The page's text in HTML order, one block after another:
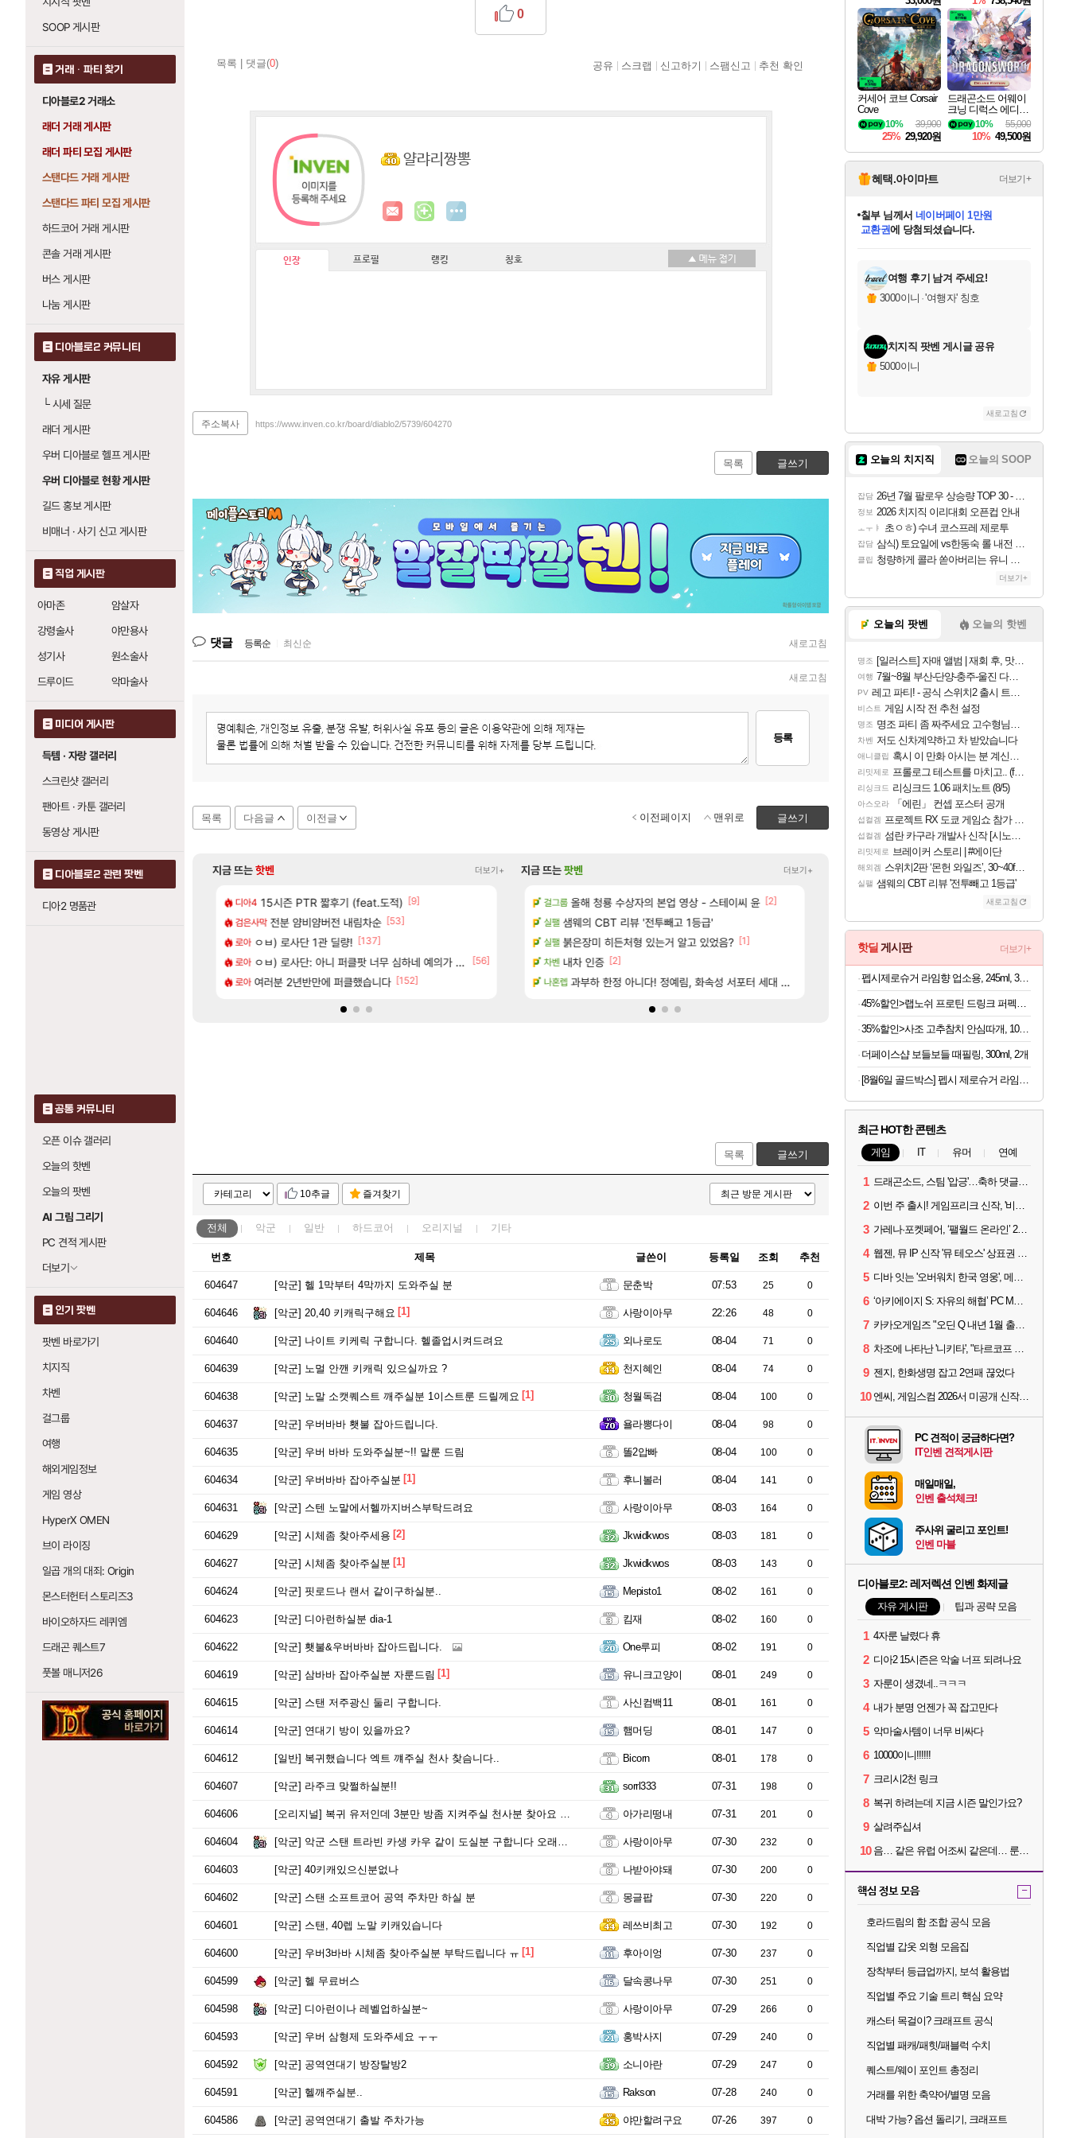
SOOP 게시판
거래 · 파티 찾기
디아블로2 거래소
래더 거래 게시판
래더 파티 모집 게시판
스탠다드 거래 게시판
스탠다드 파티 모집 게시판
하드코어 거래 게시판
콘솔 거래 게시판
버스 게시판
나눔 게시판
디아블로2 커뮤니티
자유 게시판
└시세 질문
래더 게시판
우버 디아블로 헬프 게시판
우버 디아블로 현황 게시판
길드 홍보 게시판
비매너 · 사기 신고 게시판
직업 게시판
아마존
암살자
강령술사
야만용사
성기사
원소술사
드루이드
악마술사
미디어 게시판
득템 · 자랑 갤러리
스크린샷 갤러리
팬아트 · 카툰 갤러리
동영상 게시판
디아블로2 관련 팟벤
디아2 명품관
공통 커뮤니티
오픈 이슈 갤러리
오늘의 핫벤
오늘의 팟벤
AI 그림 그리기
PC 견적 게시판
더보기
인기 팟벤
팟벤 바로가기
치지직
차벤
걸그룹
여행
해외게임정보
게임 영상
HyperX OMEN
브이 라이징
일곱 개의 대죄: Origin
몬스터헌터 스토리즈3
바이오하자드 레퀴엠
드래곤 퀘스트7
풋볼 매니저26
목록 댓글(0)
0
공유 스크랩 신고하기 스팸신고 추천 확인
얄랴리짱뽕
인장 프로필 랭킹 칭호
주소복사 https://www.inven.co.kr/board/diablo2/5739/604270
목록 글쓰기
댓글 등록순 최신순 새로고침
새로고침
등록
목록 다음글 이전글 글쓰기
이전페이지 맨위로
지금 뜨는핫벤 더보기+
걸리는 애들은 참고해라 디아4 15시즌 PTR 짧후기 (feat.도적) [9]
검은사막 전분 얌비얌버전 내림차순 [53]
로아 ㅇㅂ) 로사단 1관 딜량! [137]
로아 ㅇㅂ) 로사단: 아니 퍼클팟 너무 심하네 예의가 없어(?)
[56]
로아 여러분 2년반만에 퍼클했습니다 [152]
로아 우주최초 보스가 낙사하는 게임 [94]
로아 쫀지 실시간 [45]
로아 ㅇㅂ) 쫀지 채팅창 ㅋㅋㅋㅋㅋㅋㅋㅋㅋㅋㅋ [45]
리니지M ㅋㅋ 올만에 패키지값 안아깝 [2]
로아 와 퍼클나왔당 [61]
메이플 렉걸리는 애들은 참고해라 [556]
완갑 이새끼 뭐임? [33]
딸깍몇번으로 천만나인버는법
메이플 자석펫이 시발 다른 월드 매물이 183억인데 우리 월드 걸 207억에 처올리면 관세 내고 183억짜릴 사지 시발놈아 관세 없이 사려고 검색했더니 관세 붙인 가격으로 팔고 있으면 좋다고 사겠냐 개놈새끼야
2관 하드 퍼클인가요 [90]
지금 뜨는팟벤 더보기+
AI 채팅 RPG 게임 [RyzaChat: AI] 공개
섭컬겜 넷마블, 신작 서브컬쳐 게임 [펄 인 블루] 티저 사이트 오픈
리밋제로 테스트 때는 로비에 온라인 기능이 있는데
실팰 렙 올리니까 주인공도 세네
PV 비스트 오브 리인카네이션 오픈 트레일러
비스트 챕터별 길찾기/지도 공략 (1 ~ 12장)
걸그룹 올해 청룡 수상자의 본업 영상 - 스테이씨 윤 [2]
실팰 샘웨의 CBT 리뷰 '전투빼고 1등급'
실팰 붉은장미 히든처형 있는거 알고 있었음? [1]
차벤 내차 인증 [2]
나혼렙 과부하 한정 아니다! 정예림, 화속성 서포터 세대 교체
라이자 AI 채팅 RPG 게임 [RyzaChat: AI]
PV 로스트아크 죽음의 계율자, 벨가르딘 티저
저도 신차계약하고 차 받았습니다
섭컬겜 섬란 카구라 개발사 신작 [시노비 넥서스] 연내 출시
아주프로 4컷 만화 | 야간 보초는 너무 힘들어
목록 글쓰기
10추글 즐겨찾기
전체 악군 일반 하드코어 오리지널 기타
번호 제목 글쓴이 등록일 조회 추천
604647 [악군] 헬 1막부터 4막까지 도와주실 분 문춘박 07:53 25 0
604646 [악군] 20,40 키캐릭구해요 [1] 사랑이아무 22:26 48 0
604640 [악군] 나이트 키케릭 구합니다. 헬졸업시켜드려요 외나로도 08-04 71 0
604639 [악군] 노멀 안깬 키캐릭 있으실까요 ? 천지혜인 08-04 74 0
604638 [악군] 노말 소캣퀘스트 깨주실분 1이스트룬 드릴께요 [1] 청월독검 08-04 100 0
604637 [악군] 우버바바 횃불 잡아드립니다. 욜라뽕다이 08-04 98 0
604635 [악군] 우버 바바 도와주실분~!! 말룬 드림 똘2압빠 08-04 100 0
604634 [악군] 우버바바 잡아주실분 [1] 후니볼러 08-04 141 0
604631 [악군] 스텐 노말에서헬까지버스부탁드려요 사랑이아무 08-03 164 0
604629 [악군] 시체좀 찾아주세용 [2] Jkwidkwos 08-03 181 0
604627 [악군] 시체좀 찾아주실분 [1] Jkwidkwos 08-03 143 0
604624 [악군] 핏로드나 랜서 같이구하실분.. Mepisto1 08-02 161 0
604623 [악군] 디아런하실분 dia-1 킴재 08-02 160 0
604622 [악군] 횃불&우버바바 잡아드립니다. One루피 08-02 191 0
604619 [악군] 삼바바 잡아주실분 자룬드림 [1] 유니크고양이 08-01 249 0
604615 [악군] 스탠 저주광신 둘리 구합니다. 사신컴백11 08-01 161 0
604614 [악군] 연대기 방이 있을까요? 햄머딩 08-01 147 0
604612 [일반] 복귀했습니다 엑트 꺠주실 천사 찾슴니다.. Bicorn 08-01 178 0
604607 [악군] 라주크 맞쩔하실분!! sorrl333 07-31 198 0
604606 [오리지널] 복귀 유저인데 3분만 방좀 지켜주실 천사분 찾아요 악군아니고 확장입니다(방제유) 아가리떵내 07-31 201 0
604604 [악군] 악군 스탠 트라빈 카생 카우 같이 도실분 구합니다 오래하실분~ 사랑이아무 07-30 232 0
604603 [악군] 40키캐있으신분없나 나받아야돼 07-30 200 0
604602 [악군] 스탠 소프트코어 공역 주차만 하실 분 몽글팝 07-30 220 0
604601 [악군] 스탠, 40렙 노말 키캐있습니다 레쓰비최고 07-30 192 0
604600 [악군] 우버3바바 시체좀 찾아주실분 부탁드립니다 ㅠ [1] 후아이엉 07-30 237 0
604599 [악군] 헬 무료버스 달속콩나무 07-30 251 0
604598 [악군] 디아런이나 레벨업하실분~ 사랑이아무 07-29 266 0
604593 [악군] 우버 삼형제 도와주세요 ㅜㅜ 홍박사지 07-29 240 0
604592 [악군] 공역연대기 방장탈방2 소니아란 07-29 247 0
604591 [악군] 헬깨주실분.. Rakson 07-28 240 0
604586 [악군] 공역연대기 출발 주차가능 야만할려구요 07-26 397 0
커세어 코브 Corsair
Cove
39,900
10%
25% 29,920원
드래곤소드 어웨이
크닝 디럭스 에디션
DragonSword Awake
ning Deluxe Edition
55,000
10%
10% 49,500원
혜택.아이마트 더보기+
당첨되셨습니다.
당첨되셨습니다.
칠부님께서 네이버페이 1만원
교환권에 당첨되셨습니다.
당첨되셨습니다.
당첨되셨습니다.
에디션 (스팀코드) 를 교환.
당첨되셨습니다.
당첨되셨습니다.
당첨되셨습니다.
당첨되셨습니다.
여행 후기 남겨 주세요!
3000이니 ·'여행자' 칭호
치지직 팟벤 게시글 공유
5000이니
새로고침
오늘의 치지직 오늘의 SOOP
잡담 26년 7월 팔로우 상승량 TOP 30 - 월간 치지직
정보 2026 치지직 이리대회 오픈컵 안내
ㅗㅜㅑ 초ㅇㅎ) 수녀 코스프레 제로투
잡담 삼식) 토요일에 vs한동숙 롤 내전 예정
클립 청량하게 콜라 쏟아버리는 유니 ㅋㅋㅋ
더보기+
오늘의 팟벤 오늘의 핫벤
명조 [일러스트] 자매 앨범 | 재회 후, 맛집에서
여행 7월~8월 부산-단양-충주-울진 다녀왔어요~
PV 레고 파티! - 공식 스위치2 출시 트레일러
비스트 게임 시작 전 추천 설정
명조 명조 파티 좀 짜주세요 고수형님들…
차벤 저도 신차계약하고 차 받았습니다
애니클립 혹시 이 만화 아시는 분 계신가요
리밋제로 프롤로그 테스트를 마치고.. (feat. 리아)
리싱크드 리싱크드 1.06 패치노트 (8/5)
아스오라 「에린」 컨셉 포스터 공개
섭컬겜 프로젝트 RX 도쿄 게임쇼 참가 결정
섭컬겜 섬란 카구라 개발사 신작 [시노비 넥서스] 연내 출시 예정
리밋제로 브레이커 스토리 | #에이단
해외겜 스위치2판 ‘몬헌 와일즈’, 30~40fps 목표 추정
실팰 샘웨의 CBT 리뷰 '전투빼고 1등급'
새로고침
핫딜 게시판 더보기+
펩시제로슈거 라임향 업소용, 245ml, 30개
35%할인>사조 고추참치 안심따개, 100g, 10개
더페이스샵 보들보들 때필링, 300ml, 2개
[8월6일 골드박스] 펩시 제로슈거 라임향, 210ml, 30개
최근 HOT한 콘텐츠
게임 IT 유머 연예
1 드래곤소드, 스팀 '압긍'…축하 댓글 달고 게임 코드 받자!
2 이번 주 출시! 게임프리크 신작, '비스트 오브 리인카네이션'
3 가레나·포켓페어, ‘팰월드 온라인’ 2026년 출시 예고
4 웹젠, 뮤 IP 신작 '뮤 테오스' 상표권 출원
5 디바 잇는 '오버워치 한국 영웅', 메카 파일럿 디몬 나온다
6 ‘아키에이지 S: 자유의 해협’ PC MMORPG로 개발한다
7 카카오게임즈 "오딘 Q 내년 1월 출시, 연기는 없다"
8 차조에 나타난 '니키타', "타르코프 PvE 프레스티지 연내 출시 목표"
9 젠지, 한화생명 잡고 2연패 끊었다
10 엔씨, 게임스컴 2026서 미공개 신작 최초 공개
PC 견적이 궁금하다면?
IT인벤 견적게시판
매일매일,
인벤 출석체크!
주사위 굴리고 포인트!
인벤 마블
디아블로2: 레저렉션 인벤 화제글
자유 게시판 팁과 공략 모음
1 4자룬 날렸다 휴
2 디아2 15시즌은 악술 너프 되려나요
3 자룬이 생겼네..ㅋㅋㅋ
4 내가 분명 언젠가 꼭 잡고만다
5 악마술사템이 너무 비싸다
6 10000이니!!!!!!
7 크리시2천 링크
8 복귀 하려는데 지금 시즌 말인가요?
9 살려주십셔
10 음… 같은 유럽 어조씨 같은데… 룬을 이상하게 파는데 리뷰가 다 5별이네요?
핵심 정보 모음 -
호라드림의 함 조합 공식 모음
직업별 갑옷 외형 모음집
장착부터 등급업까지, 보석 활용법
직업별 주요 기술 트리 핵심 요약
캐스터 목걸이? 크래프트 공식
직업별 패캐/패힛/패블럭 수치
퀘스트/웨이 포인트 총정리
거래를 위한 축약어/별명 모음
대박 가능? 옵션 돌리기, 크래프트